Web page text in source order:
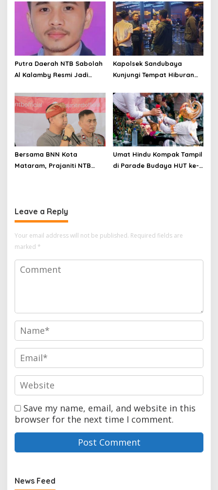
Menatap Pasar Dunia Dukung Zona Integritas
Putra Daerah NTB Sabolah
Al Kalamby Resmi Jadi
Siap Perkuat Sport Tourism
Kapolsek Sandubaya
Kunjungi Tempat Hiburan
Malam
Bersama BNN Kota
Mataram, Prajaniti NTB
Umat Hindu Kompak Tampil
di Parade Budaya HUT ke-
Leave a Reply
Your email address will not be published. Required fields are
marked *
Save my name, email, and website in this
browser for the next time I comment.
News Feed